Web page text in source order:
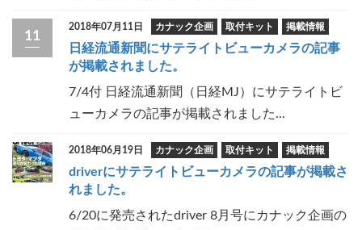
11
2018年07月11日 カナック企画 取付キット 掲載情報
日経流通新聞にサテライトビューカメラの記事
が掲載されました。
7/4付 日経流通新聞（日経MJ）にサテライトビ
ューカメラの記事が掲載されました...
2018年06月19日 カナック企画 取付キット 掲載情報
driverにサテライトビューカメラの記事が掲載さ
れました。
6/20に発売されたdriver 8月号にカナック企画の